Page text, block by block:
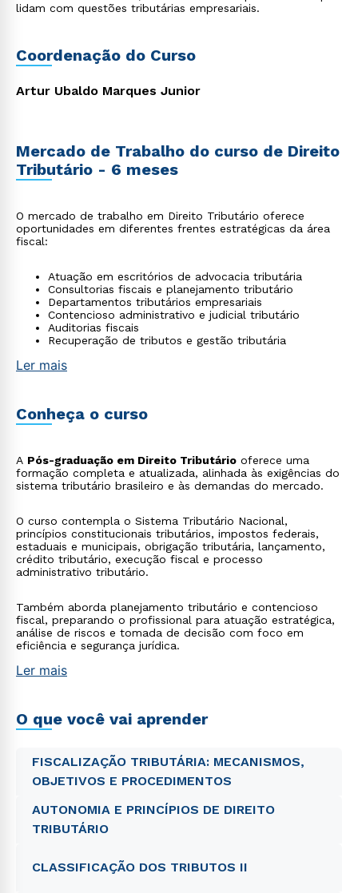
lidam com questões tributárias empresariais.
Coordenação do Curso
Artur Ubaldo Marques Junior
Mercado de Trabalho do curso de Direito
Tributário - 6 meses
O mercado de trabalho em Direito Tributário oferece
oportunidades em diferentes frentes estratégicas da área
fiscal:
Atuação em escritórios de advocacia tributária
Consultorias fiscais e planejamento tributário
Departamentos tributários empresariais
Contencioso administrativo e judicial tributário
Auditorias fiscais
Recuperação de tributos e gestão tributária
Ler mais
Conheça o curso
A Pós-graduação em Direito Tributário oferece uma
formação completa e atualizada, alinhada às exigências do
sistema tributário brasileiro e às demandas do mercado.
O curso contempla o Sistema Tributário Nacional,
princípios constitucionais tributários, impostos federais,
estaduais e municipais, obrigação tributária, lançamento,
crédito tributário, execução fiscal e processo
administrativo tributário.
Também aborda planejamento tributário e contencioso
fiscal, preparando o profissional para atuação estratégica,
análise de riscos e tomada de decisão com foco em
eficiência e segurança jurídica.
Ler mais
O que você vai aprender
FISCALIZAÇÃO TRIBUTÁRIA: MECANISMOS,
OBJETIVOS E PROCEDIMENTOS
AUTONOMIA E PRINCÍPIOS DE DIREITO
TRIBUTÁRIO
CLASSIFICAÇÃO DOS TRIBUTOS II